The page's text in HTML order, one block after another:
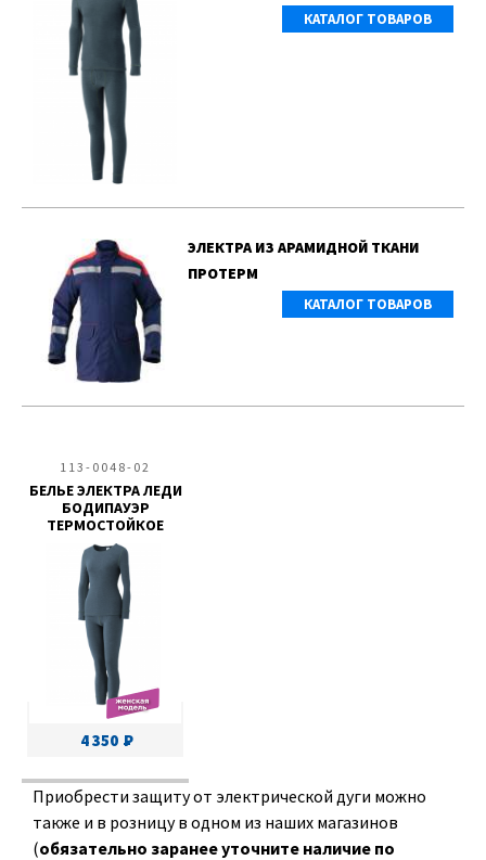
КАТАЛОГ ТОВАРОВ
ЭЛЕКТРА ИЗ АРАМИДНОЙ ТКАНИ
ПРОТЕРМ
КАТАЛОГ ТОВАРОВ
113-0048-02
БЕЛЬЕ ЭЛЕКТРА ЛЕДИ
БОДИПАУЭР
ТЕРМОСТОЙКОЕ
4 350
Приобрести защиту от электрической дуги можно
также и в розницу в одном из наших магазинов
(обязательно заранее уточните наличие по